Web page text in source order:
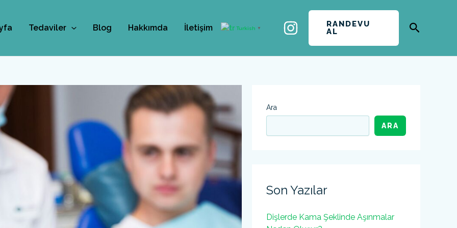
Tedaviler Blog Hakkımda İletişim Turkish ▼
RANDEVU
AL
Arama
Ara
ARA
Son Yazılar
Dişlerde Kama Şeklinde Aşınmalar